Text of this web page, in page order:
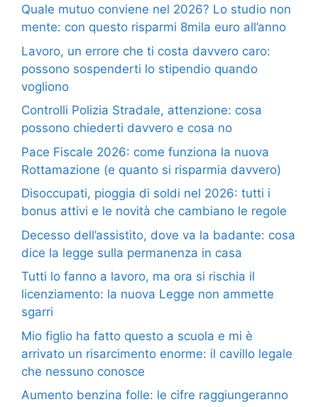
Quale mutuo conviene nel 2026? Lo studio non
mente: con questo risparmi 8mila euro all’anno
Lavoro, un errore che ti costa davvero caro:
possono sospenderti lo stipendio quando
vogliono
Controlli Polizia Stradale, attenzione: cosa
possono chiederti davvero e cosa no
Pace Fiscale 2026: come funziona la nuova
Rottamazione (e quanto si risparmia davvero)
Disoccupati, pioggia di soldi nel 2026: tutti i
bonus attivi e le novità che cambiano le regole
Decesso dell’assistito, dove va la badante: cosa
dice la legge sulla permanenza in casa
Tutti lo fanno a lavoro, ma ora si rischia il
licenziamento: la nuova Legge non ammette
sgarri
Mio figlio ha fatto questo a scuola e mi è
arrivato un risarcimento enorme: il cavillo legale
che nessuno conosce
Aumento benzina folle: le cifre raggiungeranno